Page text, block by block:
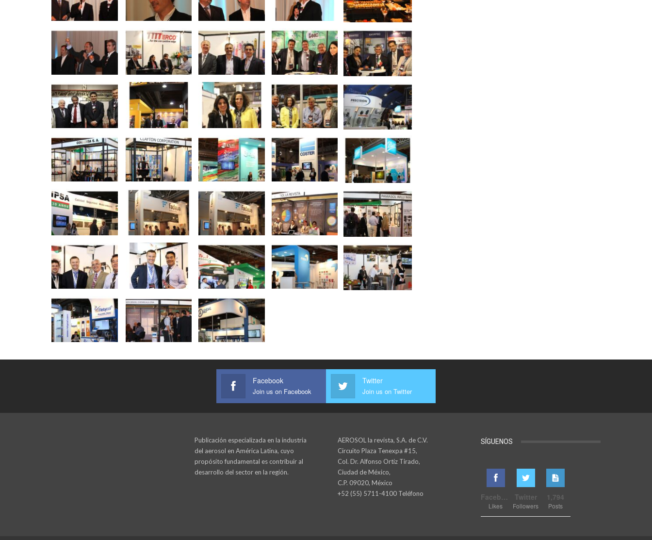
Facebook
Join us on Facebook
Twitter
Join us on Twitter
Publicación especializada en la industria
del aerosol en América Latina, cuyo
propósito fundamental es contribuir al
desarrollo del sector en la región.
AEROSOL la revista, S.A. de C.V.
Circuito Plaza Tenexpa #15,
Col. Dr. Alfonso Ortiz Tirado,
Ciudad de México,
C.P. 09020, México
+52 (55) 5711-4100 Teléfono
SÍGUENOS
Facebook
Likes
Twitter
Followers
1,794
Posts